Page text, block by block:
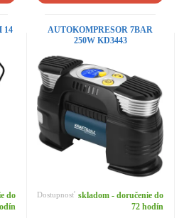
14
do
AUTOKOMPRESOR 7BAR
250W KD3443
Dostupnosť skladom - doručenie do
72 hodín